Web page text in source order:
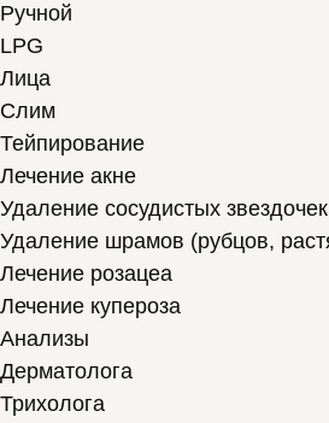
Ручной
LPG
Лица
Слим
Тейпирование
Лечение акне
Удаление сосудистых звездочек
Удаление шрамов (рубцов,
Лечение розацеа
Лечение купероза
Анализы
Дерматолога
Трихолога